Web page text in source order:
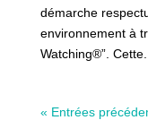
démarche
environnement à
Watching®”. Cette...
« Entrées